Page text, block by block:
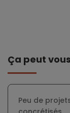
Ça peut
Peu de